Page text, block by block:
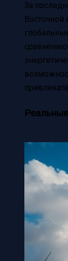
За
Восточной